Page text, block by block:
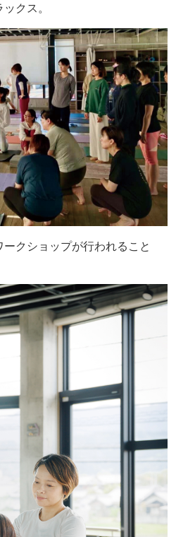
クス。
クショップが行われること